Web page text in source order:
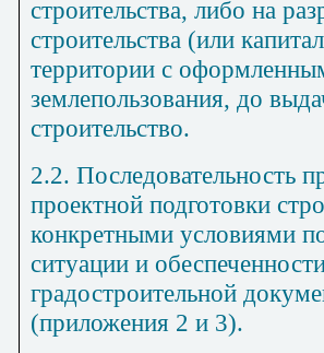
строительства, либо на
строительства (или
территории с
землепользования, до
строительство.
2.2. Последовательность
проектной подготовки
конкретными условиями
ситуации и
градостроительной
(приложения 2 и 3).